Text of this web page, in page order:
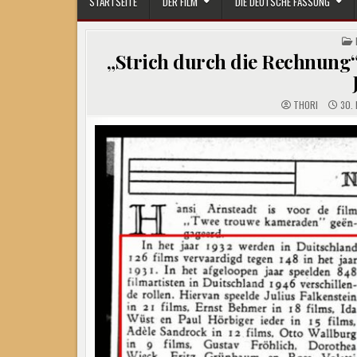
„Strich durch die
THORI 30.